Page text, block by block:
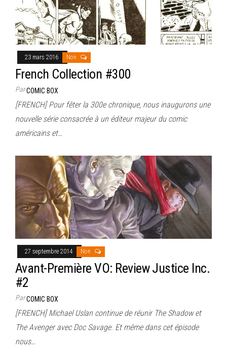
23 mars 2016 Non
French Collection #300
ParCOMIC BOX
[FRENCH] Pour fêter la 300e chronique, nous inaugurons une
nouvelle série consacrée à un éditeur majeur du comic
américains et…
27 septembre 2014 Non
Avant-Première VO: Review Justice Inc.
#2
ParCOMIC BOX
[FRENCH] Michael Uslan continue de réunir The Shadow et
The Avenger avec Doc Savage. Et même dans cet épisode
nous…